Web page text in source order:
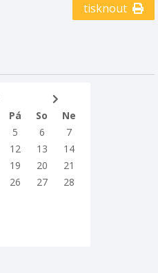
tisknout
Pá So
Ne
5 6
7
12 13
14
19 20
21
26 27
28